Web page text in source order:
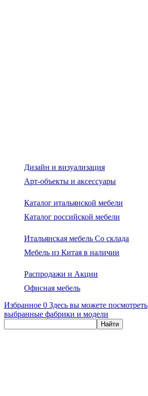
Дизайн и визуализация
Арт-объекты и аксессуары
Каталог итальянской мебели
Каталог российской мебели
Итальянская мебель Со склада
Мебель из Китая в наличии
Распродажи и Акции
Офисная мебель
Избранное 0 Здесь вы можете посмотреть
выбранные фабрики и модели